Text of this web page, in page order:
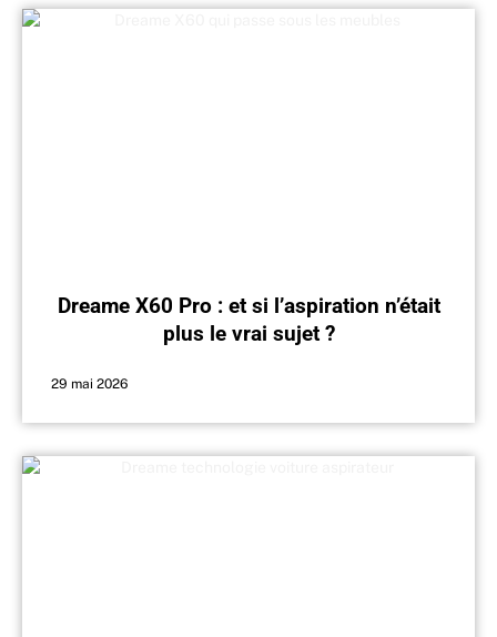
Dreame X60 Pro : et si l’aspiration n’était
plus le vrai sujet ?
29 mai 2026